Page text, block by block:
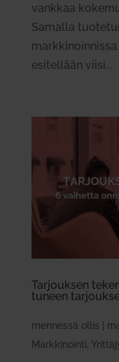
vankkaa
Samalla
esitellään viisi...
Tar­jouksen
tuneen
mennessä ollis
Markkinointi,